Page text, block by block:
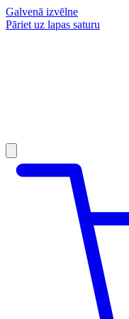
Galvenā izvēlne
Pāriet uz lapas saturu